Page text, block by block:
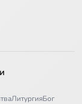
ЛитургияБог